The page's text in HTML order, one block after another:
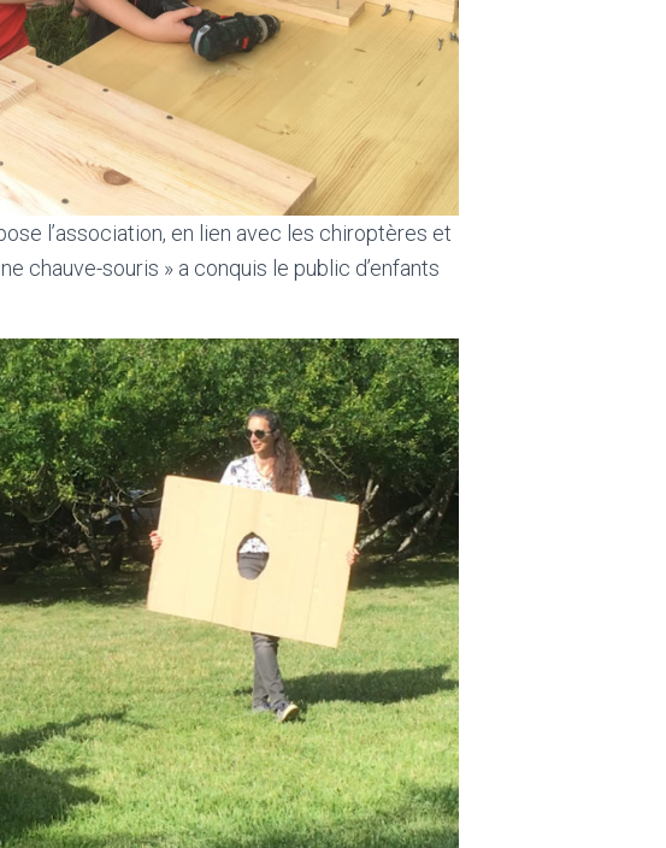
l’association, en lien avec les chiroptères et
chauve-souris » a conquis le public d’enfants